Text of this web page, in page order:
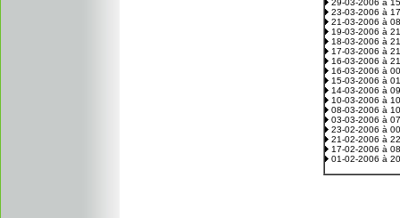
29-03-2006 à
23-03-2006 à
21-03-2006 à
19-03-2006 à
18-03-2006 à
17-03-2006 à
16-03-2006 à
16-03-2006 à
15-03-2006 à
14-03-2006 à
10-03-2006 à
08-03-2006 à
03-03-2006 à
23-02-2006 à
21-02-2006 à
17-02-2006 à
01-02-2006 à